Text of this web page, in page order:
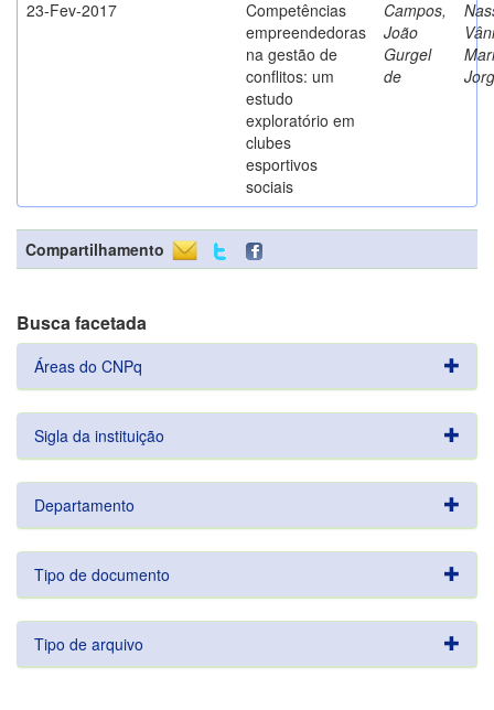
23-Fev-2017
Competências
empreendedoras
na gestão de
conflitos: um
estudo
exploratório em
clubes
esportivos
sociais
Campos,
João
Gurgel
de
Compartilhamento
Busca facetada
Áreas do CNPq
Sigla da instituição
Departamento
Tipo de documento
Tipo de arquivo